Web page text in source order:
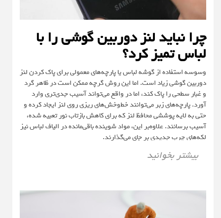
چرا نباید لنز دوربین گوشی را با
لباس تمیز کرد؟
وسوسه استفاده از گوشه لباس یا پارچه‌های معمولی برای پاک کردن لنز
دوربین گوشی زیاد است. اما این روش گرچه ممکن است در ظاهر گرد
و غبار سطحی را پاک کند، اما در واقع می‌تواند آسیب جدی‌تری وارد
آورد. پارچه‌های زبر می‌توانند خط‌وخش‌های ریزی روی لنز ایجاد کرده و
حتی به لایه پوششی محافظ لنز که برای کاهش بازتاب نور تعبیه شده،
آسیب برسانند. علاوه‌بر این، مواد شوینده باقی‌مانده در الیاف لباس نیز
لکه‌های چرب جدیدی بر جای می‌گذارند.
بیشتر بخوانید